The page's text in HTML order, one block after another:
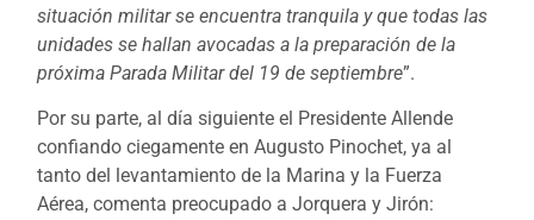
situación militar se encuentra tranquila y que todas las
unidades se hallan avocadas a la preparación de la
próxima Parada Militar del 19 de septiembre”.
Por su parte, al día siguiente el Presidente Allende
confiando ciegamente en Augusto Pinochet, ya al
tanto del levantamiento de la Marina y la Fuerza
Aérea, comenta preocupado a Jorquera y Jirón: